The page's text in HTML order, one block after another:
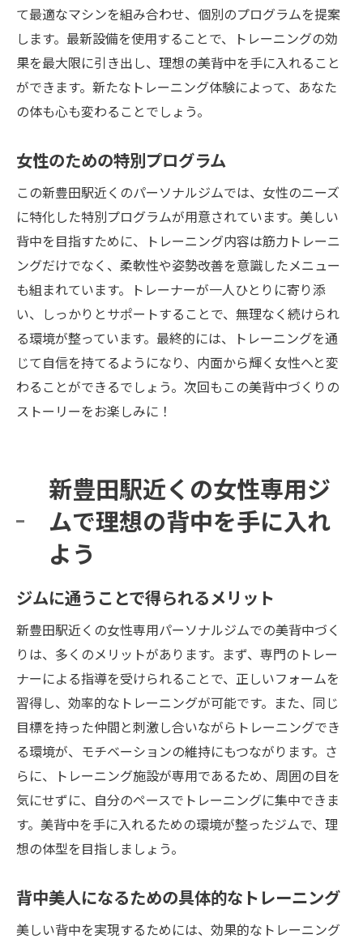
て最適なマシンを組み合わせ、個別のプログラムを提案
します。最新設備を使用することで、トレーニングの効
果を最大限に引き出し、理想の美背中を手に入れること
ができます。新たなトレーニング体験によって、あなた
の体も心も変わることでしょう。
女性のための特別プログラム
この新豊田駅近くのパーソナルジムでは、女性のニーズ
に特化した特別プログラムが用意されています。美しい
背中を目指すために、トレーニング内容は筋力トレーニ
ングだけでなく、柔軟性や姿勢改善を意識したメニュー
も組まれています。トレーナーが一人ひとりに寄り添
い、しっかりとサポートすることで、無理なく続けられ
る環境が整っています。最終的には、トレーニングを通
じて自信を持てるようになり、内面から輝く女性へと変
わることができるでしょう。次回もこの美背中づくりの
ストーリーをお楽しみに！
新豊田駅近くの女性専用ジ
ムで理想の背中を手に入れ
よう
ジムに通うことで得られるメリット
新豊田駅近くの女性専用パーソナルジムでの美背中づく
りは、多くのメリットがあります。まず、専門のトレー
ナーによる指導を受けられることで、正しいフォームを
習得し、効率的なトレーニングが可能です。また、同じ
目標を持った仲間と刺激し合いながらトレーニングでき
る環境が、モチベーションの維持にもつながります。さ
らに、トレーニング施設が専用であるため、周囲の目を
気にせずに、自分のペースでトレーニングに集中できま
す。美背中を手に入れるための環境が整ったジムで、理
想の体型を目指しましょう。
背中美人になるための具体的なトレーニング
美しい背中を実現するためには、効果的なトレーニング